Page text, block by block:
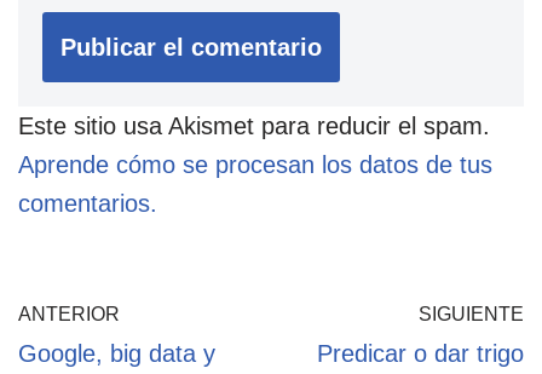
Este sitio usa Akismet para reducir el spam.
Aprende cómo se procesan los datos de tus
comentarios.
ANTERIOR
Google, big data y
SIGUIENTE
Predicar o dar trigo